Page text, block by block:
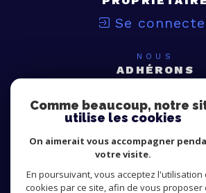
Se
NOUS
ADHÉRONS
Comme beaucoup, notre
utilise les cookies
On aimerait vous accompagner
votre visite.
En poursuivant, vous acceptez l'utilisation
cookies par ce site, afin de vous proposer